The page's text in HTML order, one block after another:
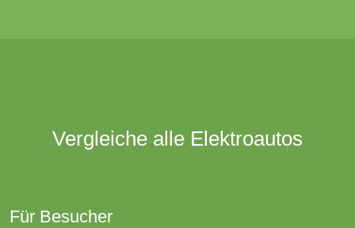
Vergleiche alle Elektroautos
Für Besucher